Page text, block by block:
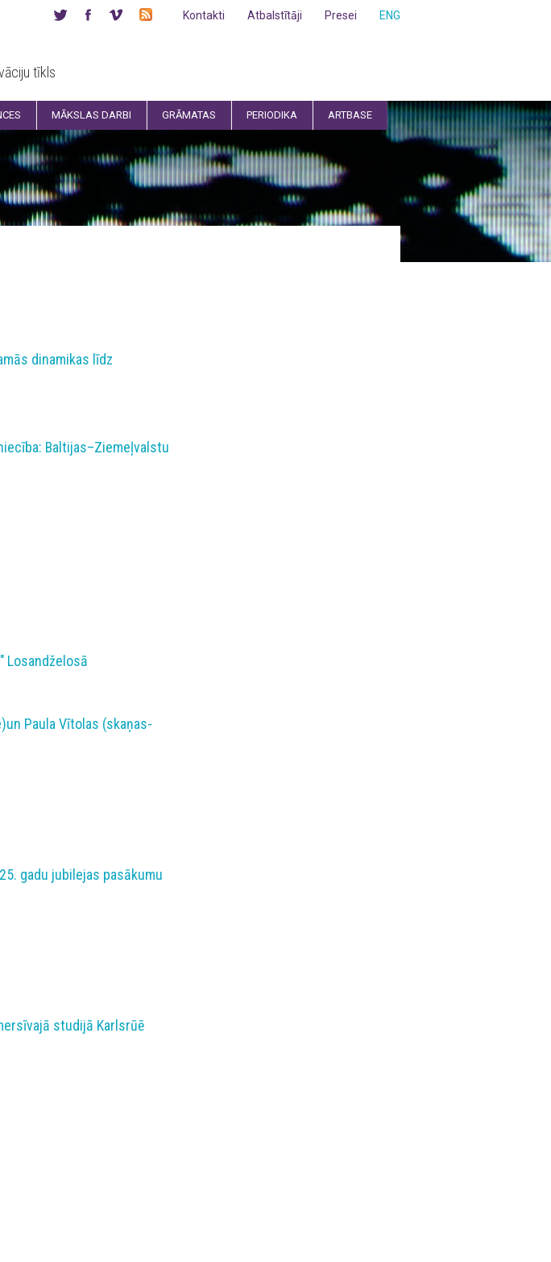
tīkls
ENG
Presei
Atbalstītāji
Kontakti
MĀKSLAS DARBI GRĀMATAS PERIODIKA ARTBASE
dinamikas līdz
Baltijas–Ziemeļvalstu
Losandželosā
Paula Vītolas (skaņas-
gadu jubilejas pasākumu
studijā Karlsrūē